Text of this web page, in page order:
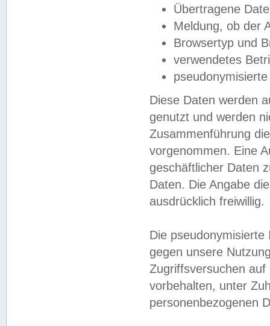
Übertragene
Meldung, ob der
Browsertyp und
verwendetes
Diese Daten werden
genutzt und werden
Zusammenführung
vorgenommen. Eine
geschäftlicher Daten
Daten. Die Angabe
ausdrücklich freiwillig.
Die
gegen unsere
Zugriffsversuchen
vorbehalten, unter
personenbezogenen